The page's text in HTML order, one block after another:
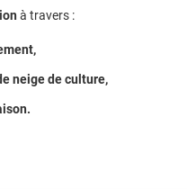
à travers :
neige de culture,